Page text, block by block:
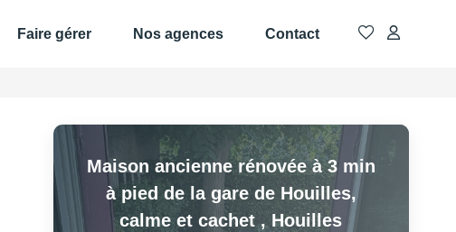
Faire gérer Nos agences Contact
Maison ancienne rénovée à 3 min
à pied de la gare de Houilles,
calme et cachet, Houilles